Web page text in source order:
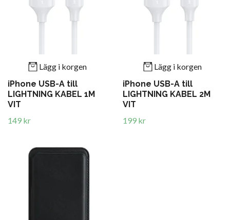
Lägg i korgen
iPhone USB-A till
LIGHTNING KABEL 1M
VIT
149 kr
Lägg i korgen
iPhone USB-A till
LIGHTNING KABEL 2M
VIT
199 kr